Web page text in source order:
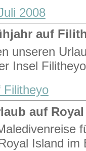
2008
auf
unseren
Insel
Filitheyo
auf
Island im